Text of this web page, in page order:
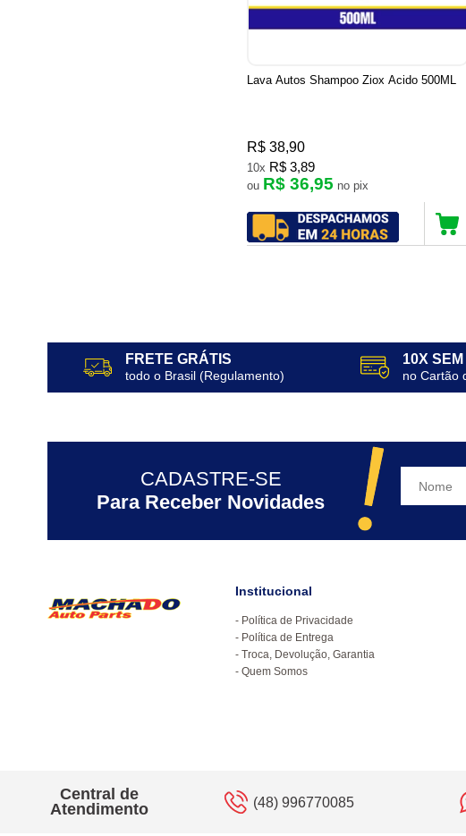
Lava Autos Shampoo Ziox Acido 500ML
R$ 38,90
10x R$ 3,89
ou R$ 36,95 no pix
FRETE GRÁTIS
todo o Brasil (Regulamento)
10X
no Cartão
CADASTRE-SE
Para Receber Novidades
Institucional
Política de Privacidade
Política de Entrega
Troca, Devolução, Garantia
Quem Somos
Central de
Atendimento
(48) 996770085